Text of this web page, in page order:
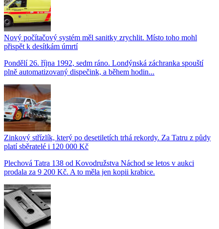
Nový počítačový systém měl sanitky zrychlit. Místo toho mohl
přispět k desítkám úmrtí
Pondělí 26. října 1992, sedm ráno. Londýnská záchranka spouští
plně automatizovaný dispečink, a během hodin...
Zinkový střízlík, který po desetiletích trhá rekordy. Za Tatru z půdy
platí sběratelé i 120 000 Kč
Plechová Tatra 138 od Kovodružstva Náchod se letos v aukci
prodala za 9 200 Kč. A to měla jen kopii krabice.